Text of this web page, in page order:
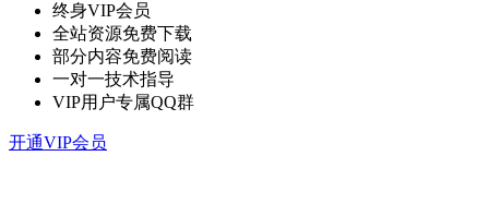
终身VIP会员
全站资源免费下载
部分内容免费阅读
一对一技术指导
VIP用户专属QQ群
开通VIP会员